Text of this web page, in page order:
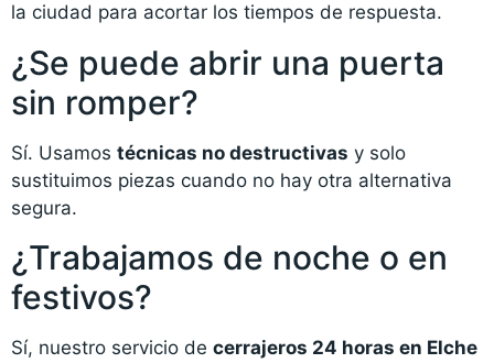
la ciudad para acortar los tiempos de respuesta.
¿Se puede abrir una puerta
sin romper?
Sí. Usamos técnicas no destructivas y solo
sustituimos piezas cuando no hay otra alternativa
segura.
¿Trabajamos de noche o en
festivos?
Sí, nuestro servicio de cerrajeros 24 horas en Elche